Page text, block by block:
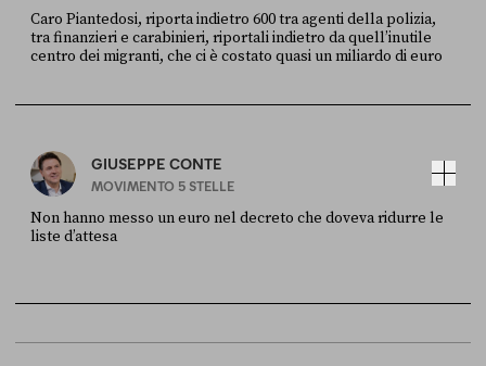
Caro Piantedosi, riporta indietro 600 tra agenti della polizia,
tra finanzieri e carabinieri, riportali indietro da quell’inutile
centro dei migranti, che ci è costato quasi un miliardo di euro
GIUSEPPE CONTE
MOVIMENTO 5 STELLE
Non hanno messo un euro nel decreto che doveva ridurre le
liste d’attesa